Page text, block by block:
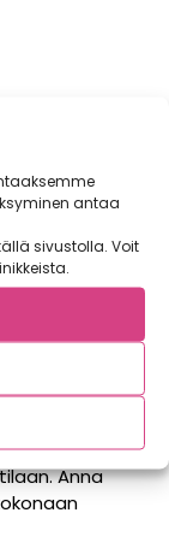
antaa
sivustolla. Voit
Anna